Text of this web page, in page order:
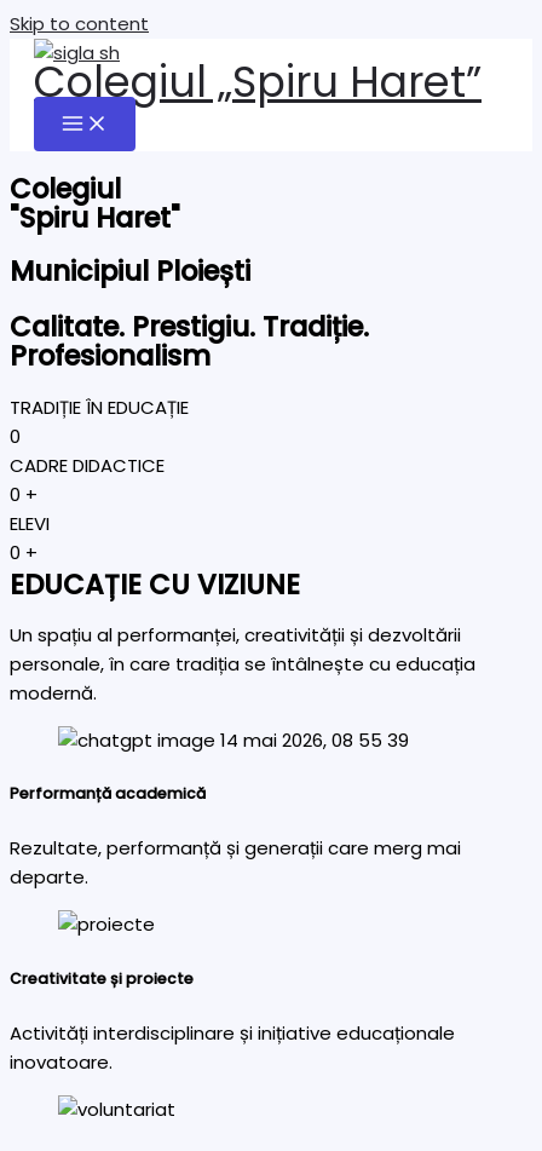
Skip to content
Colegiul „Spiru Haret”
Colegiul
"Spiru Haret"
Municipiul Ploiești
Calitate. Prestigiu. Tradiție.
Profesionalism
TRADIȚIE ÎN EDUCAȚIE
0
CADRE DIDACTICE
0 +
ELEVI
0 +
EDUCAȚIE CU VIZIUNE
Un spațiu al performanței, creativității și dezvoltării
personale, în care tradiția se întâlnește cu educația
modernă.
Performanță academică
Rezultate, performanță și generații care merg mai
departe.
Creativitate și proiecte
Activități interdisciplinare și inițiative educaționale
inovatoare.